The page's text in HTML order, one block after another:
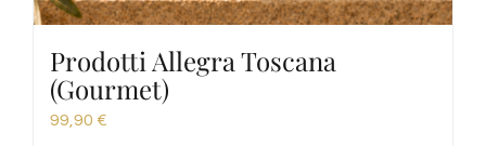
Prodotti Allegra Toscana
(Gourmet)
99,90 €